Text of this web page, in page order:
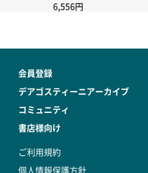
6,556円
会員登録
デアゴスティーニアーカイブ
コミュニティ
書店様向け
ご利用規約
個人情報保護方針